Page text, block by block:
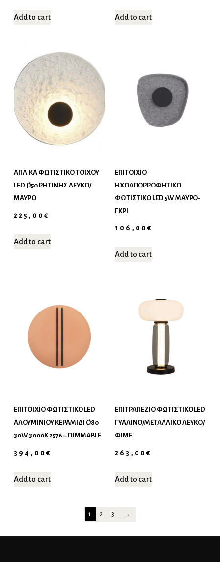
Add to cart Add to cart
ΑΠΛΙΚΑ ΦΩΤΙΣΤΙΚΟ ΤΟΙΧΟΥ
LED Ø50 ΡΗΤΙΝΗΣ ΛΕΥΚΟ/
ΜΑΥΡΟ
225,00€
Add to cart
ΕΠΙΤΟΙΧΙΟ
ΗΧΟΑΠΟΡΡΟΦΗΤΙΚΟ
ΦΩΤΙΣΤΙΚΟ LED 5W ΜΑΥΡΟ-
ΓΚΡΙ
106,00€
Add to cart
ΕΠΙΤΟΊΧΙΟ ΦΩΤΙΣΤΙΚΌ LED
ΑΛΟΥΜΙΝΊΟΥ ΚΕΡΑΜΙΔΊ Ø80
30W 3000K 2576 – DIMMABLE
394,00€
Add to cart
ΕΠΙΤΡΑΠΈΖΙΟ ΦΩΤΙΣΤΙΚΌ LED
ΓΥΆΛΙΝΟ/ΜΕΤΑΛΛΙΚΌ ΛΕΥΚΌ/
ΦΙΜΈ
263,00€
Add to cart
1 2 3 →